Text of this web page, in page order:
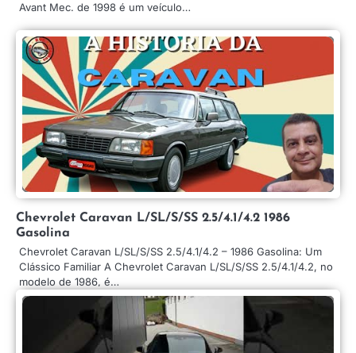
Avant Mec. de 1998 é um veículo…
Chevrolet Caravan L/SL/S/SS 2.5/4.1/4.2 1986
Gasolina
Chevrolet Caravan L/SL/S/SS 2.5/4.1/4.2 – 1986 Gasolina: Um
Clássico Familiar A Chevrolet Caravan L/SL/S/SS 2.5/4.1/4.2, no
modelo de 1986, é…